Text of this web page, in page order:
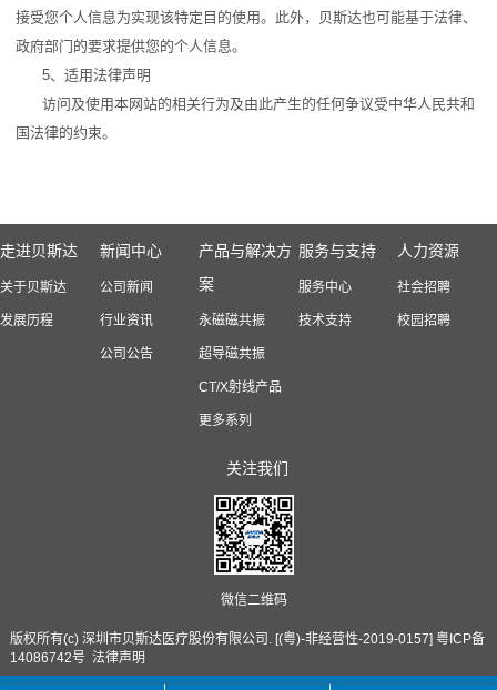
接受您个人信息为实现该特定目的使用。此外，贝斯达也可能基于法律、
政府部门的要求提供您的个人信息。
5、适用法律声明
访问及使用本网站的相关行为及由此产生的任何争议受中华人民共和
国法律的约束。
走进贝斯达
关于贝斯达
发展历程
新闻中心
公司新闻
行业资讯
公司公告
产品与解决方
案
永磁磁共振
超导磁共振
CT/X射线产品
更多系列
服务与支持
服务中心
技术支持
人力资源
社会招聘
校园招聘
关注我们
微信二维码
版权所有(c) 深圳市贝斯达医疗股份有限公司. [(粤)-非经营性-2019-0157] 粤ICP备
14086742号 法律声明